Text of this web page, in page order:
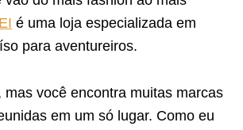
é uma loja especializada em
para aventureiros.
mas você encontra muitas marcas
em um só lugar. Como eu